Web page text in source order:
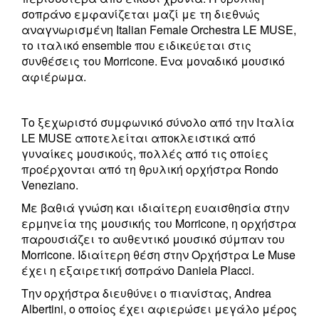
σοπράνο εμφανίζεται μαζί με τη διεθνώς
αναγνωρισμένη Italian Female Orchestra LE MUSE,
το ιταλικό ensemble που ειδικεύεται στις
συνθέσεις του Morricone. Ενα μοναδικό μουσικό
αφιέρωμα.
Το ξεχωριστό συμφωνικό σύνολο από την Ιταλία
LE MUSE αποτελείται αποκλειστικά από
γυναίκες μουσικούς, πολλές από τις οποίες
προέρχονται από τη θρυλική ορχήστρα Rondo
Veneziano.
Με βαθιά γνώση και ιδιαίτερη ευαισθησία στην
ερμηνεία της μουσικής του Morricone, η ορχήστρα
παρουσιάζει το αυθεντικό μουσικό σύμπαν του
Morricone. Ιδιαίτερη θέση στην Ορχήστρα Le Muse
έχει η εξαιρετική σοπράνο Daniela Placci.
Την ορχήστρα διευθύνει ο πιανίστας, Andrea
Albertini, ο οποίος έχει αφιερώσει μεγάλο μέρος